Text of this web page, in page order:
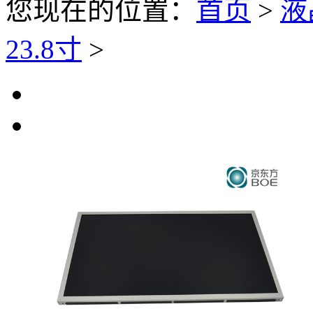
您现在的位置： 首页 >
23.8寸 >